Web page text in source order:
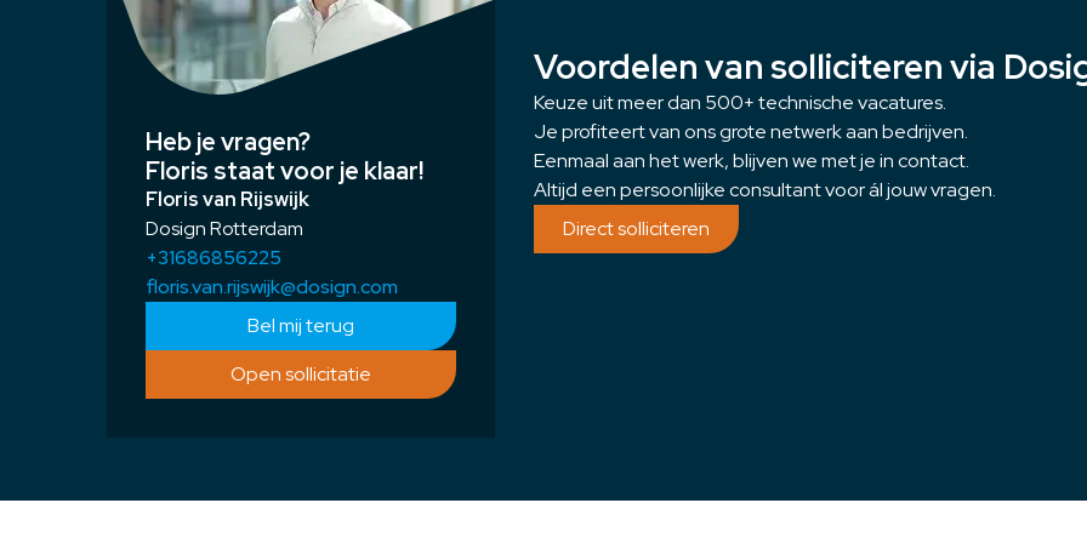
Heb je vragen?
Floris staat voor je klaar!
Floris van Rijswijk
Dosign Rotterdam
+31686856225
floris.van.rijswijk@dosign.com
Bel mij terug
Open sollicitatie
Voordelen van solliciteren via
Keuze uit meer dan 500+ technische vacatures.
Je profiteert van ons grote netwerk aan bedrijven.
Eenmaal aan het werk, blijven we met je in contact.
Altijd een persoonlijke consultant voor ál jouw vragen.
Direct solliciteren